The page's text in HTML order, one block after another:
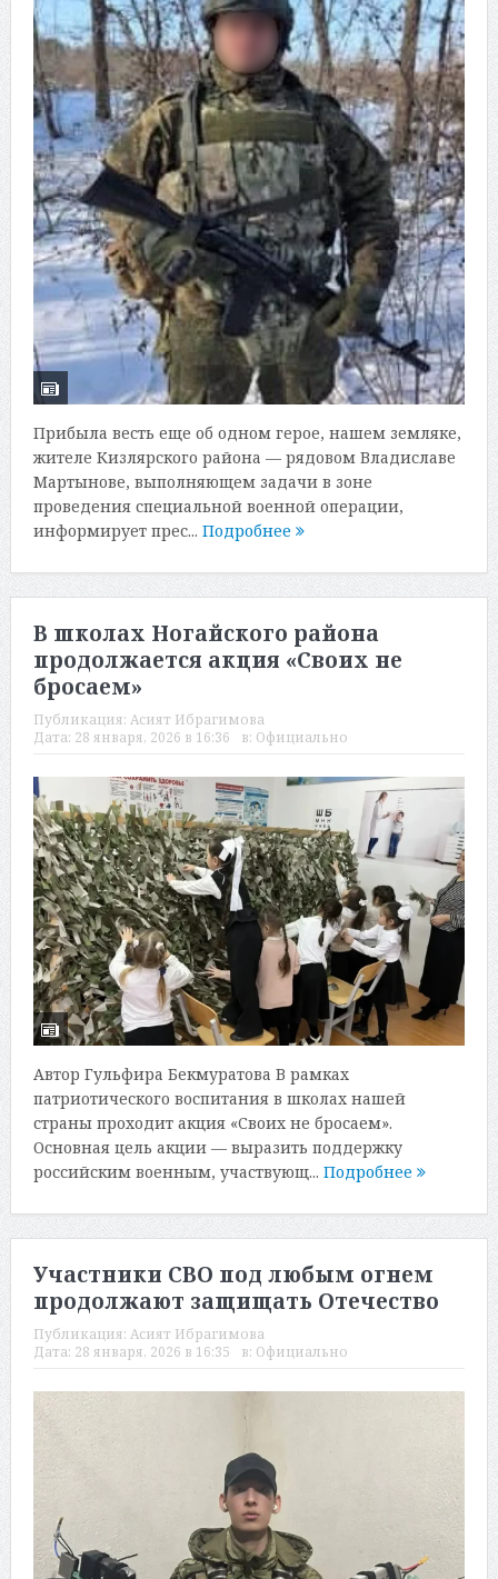
Прибыла весть еще об одном герое, нашем земляке,
жителе Кизлярского района — рядовом Владиславе
Мартынове, выполняющем задачи в зоне
проведения специальной военной операции,
информирует прес... Подробнее
В школах Ногайского района
продолжается акция «Своих не
бросаем»
Публикация: Асият Ибрагимова
Дата: 28 января, 2026 в 16:36 в: Официально
Автор Гульфира Бекмуратова В рамках
патриотического воспитания в школах нашей
страны проходит акция «Своих не бросаем».
Основная цель акции — выразить поддержку
российским военным, участвующ... Подробнее
Участники СВО под любым огнем
продолжают защищать Отечество
Публикация: Асият Ибрагимова
Дата: 28 января, 2026 в 16:35 в: Официально